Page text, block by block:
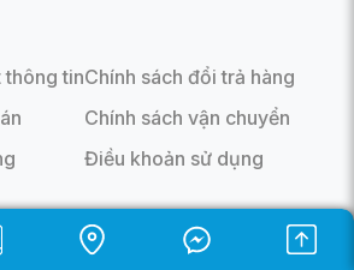
thông tinChính sách đổi trả hàng
Chính sách vận chuyển
Điều khoản sử dụng